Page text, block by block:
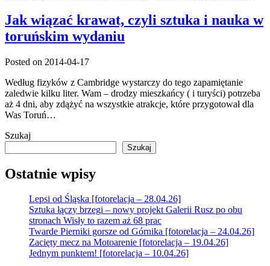
Jak wiązać krawat, czyli sztuka i nauka w
toruńskim wydaniu
Posted on 2014-04-17
Według fizyków z Cambridge wystarczy do tego zapamiętanie
zaledwie kilku liter. Wam – drodzy mieszkańcy ( i turyści) potrzeba
aż 4 dni, aby zdążyć na wszystkie atrakcje, które przygotował dla
Was Toruń…
Szukaj
Szukaj
Ostatnie wpisy
Lepsi od Śląska [fotorelacja – 28.04.26]
Sztuka łączy brzegi – nowy projekt Galerii Rusz po obu
stronach Wisły to razem aż 68 prac
Twarde Pierniki gorsze od Górnika [fotorelacja – 24.04.26]
Zacięty mecz na Motoarenie [fotorelacja – 19.04.26]
Jednym punktem! [fotorelacja – 10.04.26]